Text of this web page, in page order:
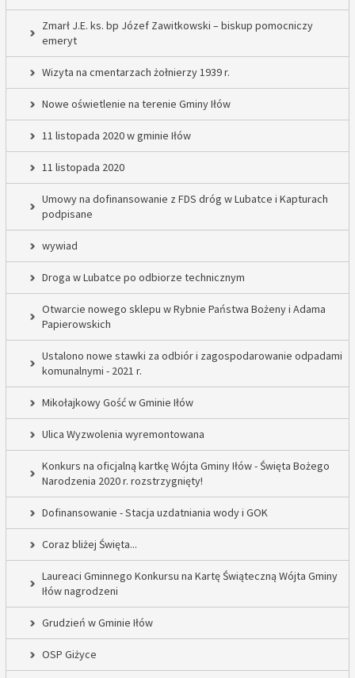
Zmarł J.E. ks. bp Józef Zawitkowski – biskup pomocniczy
emeryt
Wizyta na cmentarzach żołnierzy 1939 r.
Nowe oświetlenie na terenie Gminy Iłów
11 listopada 2020 w gminie Iłów
11 listopada 2020
Umowy na dofinansowanie z FDS dróg w Lubatce i Kapturach
podpisane
wywiad
Droga w Lubatce po odbiorze technicznym
Otwarcie nowego sklepu w Rybnie Państwa Bożeny i Adama
Papierowskich
Ustalono nowe stawki za odbiór i zagospodarowanie odpadami
komunalnymi - 2021 r.
Mikołajkowy Gość w Gminie Iłów
Ulica Wyzwolenia wyremontowana
Konkurs na oficjalną kartkę Wójta Gminy Iłów - Święta Bożego
Narodzenia 2020 r. rozstrzygnięty!
Dofinansowanie - Stacja uzdatniania wody i GOK
Coraz bliżej Święta...
Laureaci Gminnego Konkursu na Kartę Świąteczną Wójta Gminy
Iłów nagrodzeni
Grudzień w Gminie Iłów
OSP Giżyce